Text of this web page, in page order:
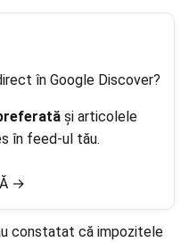
în Google Discover?
și articolele
în feed-ul tău.
→
constatat că impozitele